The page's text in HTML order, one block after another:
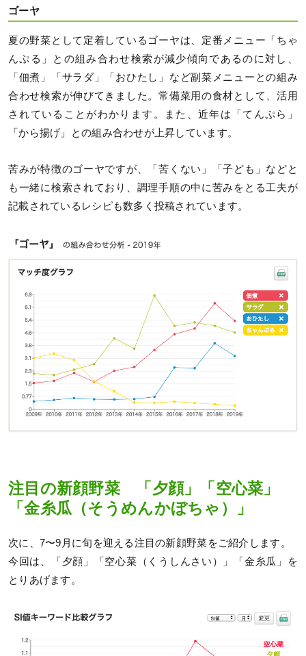
ゴーヤ
夏の野菜として定着しているゴーヤは、定番メニュー「ちゃ
んぷる」との組み合わせ検索が減少傾向であるのに対し、
「佃煮」「サラダ」「おひたし」など副菜メニューとの組み
合わせ検索が伸びてきました。常備菜用の食材として、活用
されていることがわかります。また、近年は「てんぷら」
「から揚げ」との組み合わせが上昇しています。
苦みが特徴のゴーヤですが、「苦くない」「子ども」などと
も一緒に検索されており、調理手順の中に苦みをとる工夫が
記載されているレシピも数多く投稿されています。
注目の新顔野菜 「夕顔」「空心菜」
「金糸瓜（そうめんかぼちゃ）」
次に、7〜9月に旬を迎える注目の新顔野菜をご紹介します。
今回は、「夕顔」「空心菜（くうしんさい）」「金糸瓜」を
とりあげます。